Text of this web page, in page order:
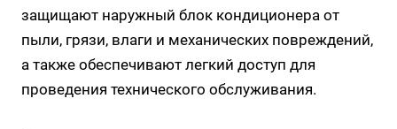
защищают наружный блок кондиционера от
пыли, грязи, влаги и механических повреждений,
а также обеспечивают легкий доступ для
проведения технического обслуживания.